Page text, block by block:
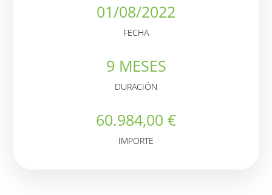
01/08/2022
FECHA
9 MESES
DURACIÓN
60.984,00 €
IMPORTE